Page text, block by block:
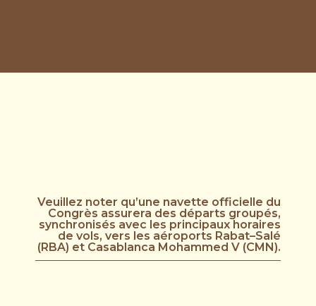
Veuillez noter qu’une navette officielle du
Congrès assurera des départs groupés,
synchronisés avec les principaux horaires
de vols, vers les aéroports Rabat–Salé
(RBA) et Casablanca Mohammed V (CMN).